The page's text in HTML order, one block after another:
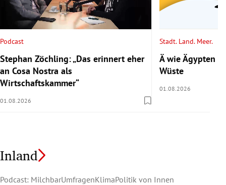
Podcast
Stephan Zöchling: „Das erinnert eher
an Cosa Nostra als
Wirtschaftskammer“
01.08.2026
Stadt. Land. Meer.
Ä wie Ägypten
Wüste
01.08.2026
Inland
Podcast: MilchbarUmfragenKlimaPolitik von Innen